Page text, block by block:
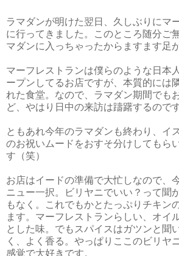
ラマダンが明けた翌日、久しぶりにマ
に行ってきました。このところ随分ご
マダンに入っちゃったからますます足
マーフレストランは僕らのような日本
ープンしてるお店ですが、本質的には
れた食堂。なので、ラマダン期間でも
ど、やはり日中の来訪は躊躇するのです
ともあれ今年のラマダンも終わり、イ
のお祝いムードをおすそ分けしてもら
す（笑）
お店はイードの準備で大忙しなので、
ニュー一択。ビリヤニでいい？って聞
もなく。これでもかとたっぷりチキン
ます。マーフレストランらしい、オイ
とした味。でもスパイスはガツンと聞
く、よく香る。やっぱりここのビリヤ
感覚で大好きです。